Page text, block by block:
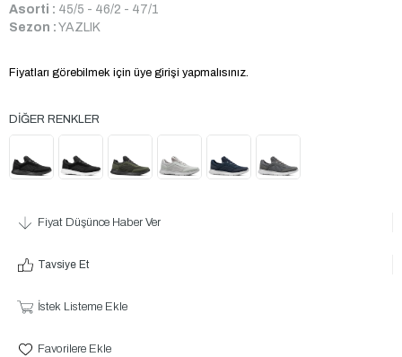
Asorti : 45/5 - 46/2 - 47/1
Sezon : YAZLIK
Fiyatları görebilmek için üye girişi yapmalısınız.
Fiyat Düşünce Haber Ver
Tavsiye Et
İstek Listeme Ekle
Favorilere Ekle